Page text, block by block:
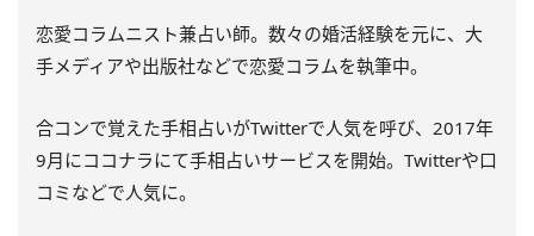
恋愛コラムニスト兼占い師。数々の婚活経験を元に、大
手メディアや出版社などで恋愛コラムを執筆中。
合コンで覚えた手相占いがTwitterで人気を呼び、2017年
9月にココナラにて手相占いサービスを開始。Twitterや口
コミなどで人気に。